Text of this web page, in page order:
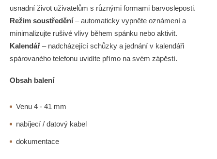
usnadní život uživatelům s různými formami barvosleposti.
Režim soustředění– automaticky vypněte oznámení a
minimalizujte rušivé vlivy během spánku nebo aktivit.
Kalendář – nadcházející schůzky a jednání v kalendáři
spárovaného telefonu uvidíte přímo na svém zápěstí.
Obsah balení
Venu 4 - 41 mm
nabíjecí / datový kabel
dokumentace